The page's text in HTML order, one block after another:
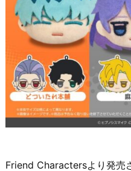
Friend Charactersより発売